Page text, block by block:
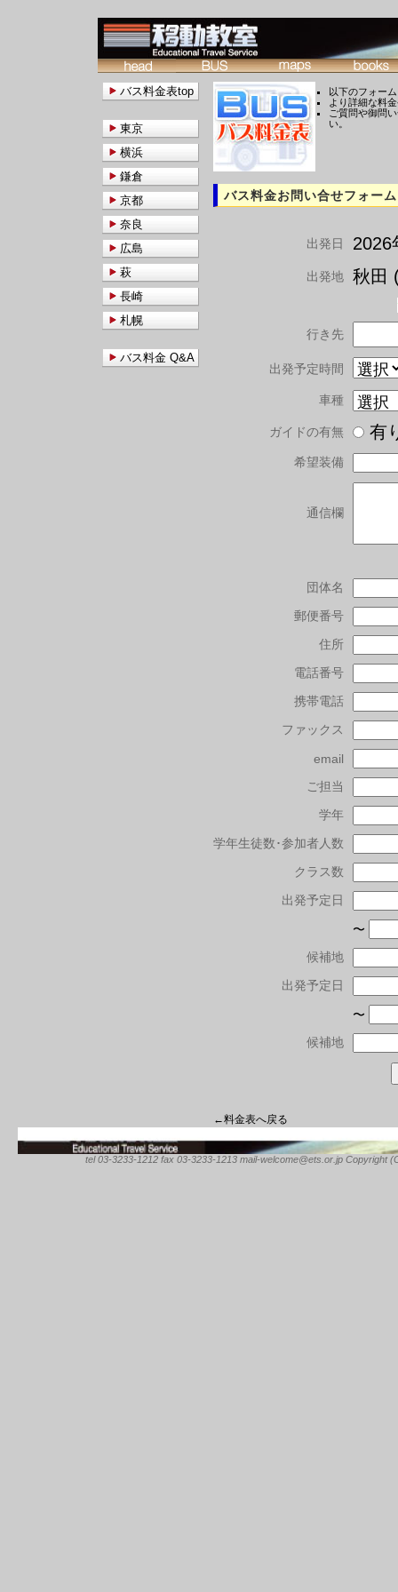
以下のフォー
より詳細な料
ご質問や御問
い。
バス料金お問い合せフォーム
出発日 2026
出発地 秋田
行き先
出発予定時間
車種
ガイドの有無
希望装備
通信欄
団体名
郵便番号
住所
電話番号
携帯電話
ファックス
email
ご担当
学年
学年生徒数･参加者人数
クラス数
出発予定日
〜
候補地
出発予定日
〜
候補地
←料金表へ戻る
バス料金表top
東京
横浜
鎌倉
京都
奈良
広島
萩
長崎
札幌
バス料金 Q&A
tel 03-3233-1212 fax 03-3233-1213 mail-welcome@ets.or.jp Copyright